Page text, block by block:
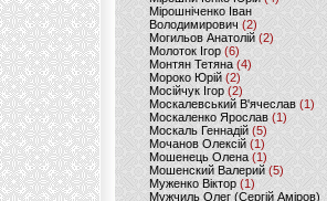
Мірошніченко Іван
Володимирович (2)
Могильов Анатолій (2)
Молоток Ігор (6)
Монтян Тетяна (4)
Мороко Юрій(2)
Мосійчук Ігор (2)
Москалевський В'ячеслав (1)
Москаленко Ярослав (1)
Москаль Геннадій (5)
Мочанов Олексій(1)
Мошенець Олена(1)
Мошенский Валерий (5)
Муженко Віктор (1)
Мужчиль Олег (Сергій Аміров)